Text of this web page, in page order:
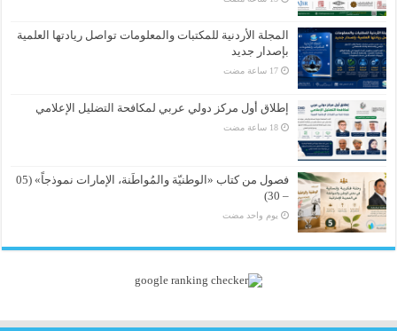
المجلة الأردنية للمكتبات والمعلومات تواصل ريادتها العلمية
بإصدار جديد
إطلاق أول مركز دولي عربي لمكافحة التضليل الإعلامي
فصول من كتاب «الوطنيّة والمُواطَنة، الإمارات نموذجاً» (05
– 30)
‏يوم واحد مضت